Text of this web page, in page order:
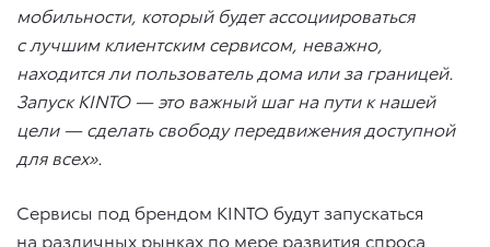
мобильности, который будет ассоциироваться
с лучшим клиентским сервисом, неважно,
находится ли пользователь дома или за границей.
Запуск KINTO — это важный шаг на пути к нашей
цели — сделать свободу передвижения доступной
для всех».
Сервисы под брендом KINTO будут запускаться
на различных рынках по мере развития спроса